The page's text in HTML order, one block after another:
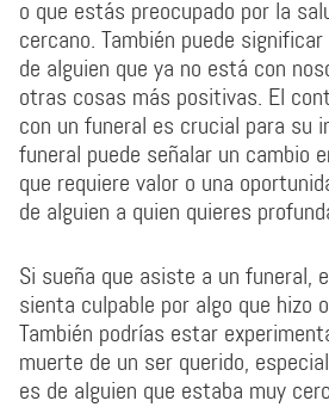
o que estás preocupado por la
cercano. También puede
de alguien que ya no está con
otras cosas más positivas. El
con un funeral es crucial para su
funeral puede señalar un cambio
que requiere valor o una
de alguien a quien quieres
Si sueña que asiste a un funeral,
sienta culpable por algo que hizo
También podrías estar
muerte de un ser querido,
es de alguien que estaba muy